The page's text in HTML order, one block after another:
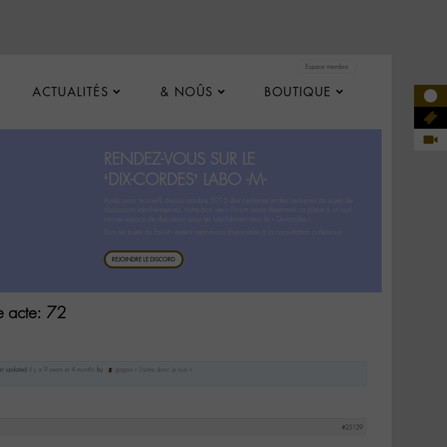
Espace membre
ACTUALITÉS & NOÛS BOUTIQUE
RENDEZ-VOUS SUR LE
‘DIX-CORDES’ LABO -M-
Après avoir accueilli depuis octobre 2015 des centaines et des centaines de sujets de
discussions labohémiennes, notre bon vieux Forum laisse désormais sa place à un tout
nouvel espace de discussion pour les labohémien‧ne‧s: le « Dix-cordes ».
Tous les sujets du For-M- restent néanmoins disponibles à la consultation ci-dessous.
REJOINDRE LE DISCORD
acte: 72
updated il y a 9 years et 4 months by
gagoo « j’aime donc je suis »
#25129